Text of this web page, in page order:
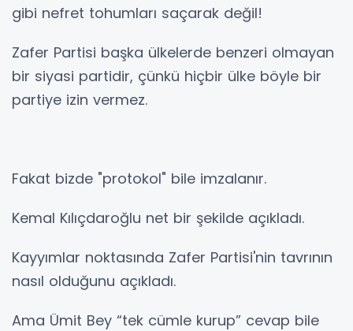
gibi nefret tohumları saçarak değil!
Zafer Partisi başka ülkelerde benzeri olmayan
bir siyasi partidir, çünkü hiçbir ülke böyle bir
partiye izin vermez.
Fakat bizde "protokol" bile imzalanır.
Kemal Kılıçdaroğlu net bir şekilde açıkladı.
Kayyımlar noktasında Zafer Partisi'nin tavrının
nasıl olduğunu açıkladı.
Ama Ümit Bey “tek cümle kurup” cevap bile